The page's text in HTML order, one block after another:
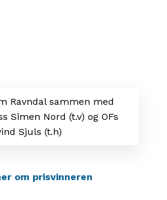
Ravndal sammen med
Simen Nord (t.v) og OFs
Sjuls (t.h)
om prisvinneren